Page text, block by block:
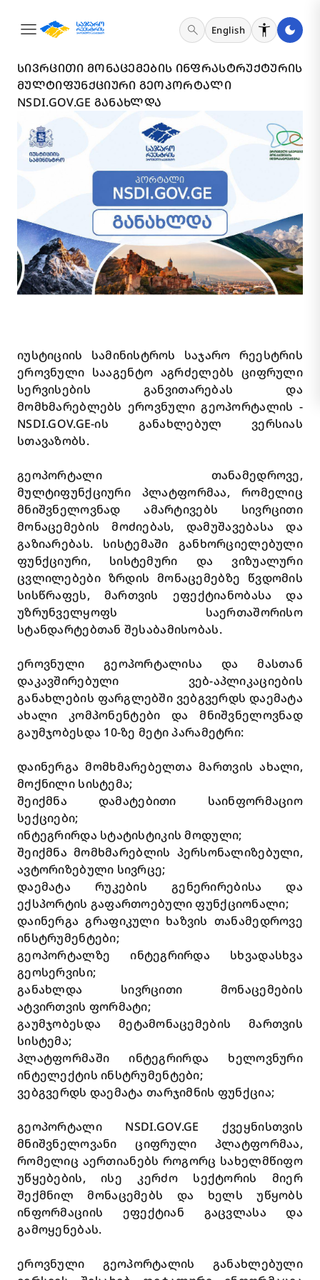
menu search
English
ᲡᲘᲕᲠᲪᲘᲗᲘ ᲛᲝᲜᲐᲪᲔᲛᲔᲑᲘᲡ ᲘᲜᲤᲠᲐᲡᲢᲠᲣᲥᲢᲣᲠᲘᲡ
ᲛᲣᲚᲢᲘᲤᲣᲜᲥᲪᲘᲣᲠᲘ ᲒᲔᲝᲞᲝᲠᲢᲐᲚᲘ
NSDI.GOV.GE ᲒᲐᲜᲐᲮᲚᲓᲐ
იუსტიციის სამინისტროს საჯარო რეესტრის
ეროვნული სააგენტო აგრძელებს ციფრული
სერვისების განვითარებას და
მომხმარებლებს ეროვნული გეოპორტალის -
NSDI.GOV.GE-ის განახლებულ ვერსიას
სთავაზობს.
გეოპორტალი თანამედროვე,
მულტიფუნქციური პლატფორმაა, რომელიც
მნიშვნელოვნად ამარტივებს სივრცითი
მონაცემების მოძიებას, დამუშავებასა და
გაზიარებას. სისტემაში განხორციელებული
ფუნქციური, სისტემური და ვიზუალური
ცვლილებები ზრდის მონაცემებზე წვდომის
სისწრაფეს, მართვის ეფექტიანობასა და
უზრუნველყოფს საერთაშორისო
სტანდარტებთან შესაბამისობას.
ეროვნული გეოპორტალისა და მასთან
დაკავშირებული ვებ-აპლიკაციების
განახლების ფარგლებში ვებგვერდს დაემატა
ახალი კომპონენტები და მნიშვნელოვნად
გაუმჯობესდა 10-ზე მეტი პარამეტრი:
დაინერგა მომხმარებელთა მართვის ახალი,
მოქნილი სისტემა;
შეიქმნა დამატებითი საინფორმაციო
სექციები;
ინტეგრირდა სტატისტიკის მოდული;
შეიქმნა მომხმარებლის პერსონალიზებული,
ავტორიზებული სივრცე;
დაემატა რუკების გენერირებისა და
ექსპორტის გაფართოებული ფუნქციონალი;
დაინერგა გრაფიკული ხაზვის თანამედროვე
ინსტრუმენტები;
გეოპორტალზე ინტეგრირდა სხვადასხვა
გეოსერვისი;
განახლდა სივრცითი მონაცემების
ატვირთვის ფორმატი;
გაუმჯობესდა მეტამონაცემების მართვის
სისტემა;
პლატფორმაში ინტეგრირდა ხელოვნური
ინტელექტის ინსტრუმენტები;
ვებგვერდს დაემატა თარჯიმნის ფუნქცია;
გეოპორტალი NSDI.GOV.GE ქვეყნისთვის
მნიშვნელოვანი ციფრული პლატფორმაა,
რომელიც აერთიანებს როგორც სახელმწიფო
უწყებების, ისე კერძო სექტორის მიერ
შექმნილ მონაცემებს და ხელს უწყობს
ინფორმაციის ეფექტიან გაცვლასა და
გამოყენებას.
ეროვნული გეოპორტალის განახლებული